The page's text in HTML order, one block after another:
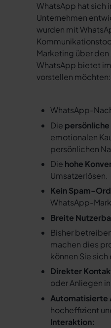
WhatsApp hat sich
Unternehmen
wurden mit
Marketing über
WhatsApp bietet im
vorstellen möchten:
WhatsApp-
Die
emotionalen
persönlichen
Die hohe
Umsatzerlösen.
Kein Spam-
WhatsApp-
Breite
Bisher
machen dies
können Sie
Direkter
oder Anliegen
Automatisierte
hocheffizient
Interaktion: